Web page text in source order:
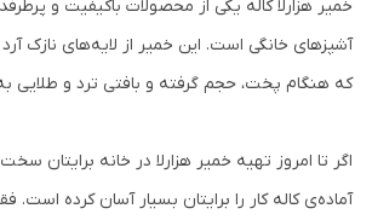
خمیر هزارلا کاله یکی از محصولات باکیفیت و
آشپزهای خانگی است. این خمیر از لایه‌های نازک
که هنگام پخت، حجم گرفته و بافتی ترد و طلایی
اگر تا امروز تهیه خمیر هزارلا در خانه برایتان
آماده‌ی کاله کار را برایتان بسیار آسان کرده است.